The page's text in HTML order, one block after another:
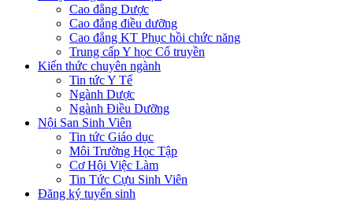
Cao đẳng Dược
Cao đẳng điều dưỡng
Cao đẳng KT Phục hồi chức năng
Trung cấp Y học Cổ truyền
Kiến thức chuyên ngành
Tin tức Y Tế
Ngành Dược
Ngành Điều Dưỡng
Nội San Sinh Viên
Tin tức Giáo dục
Môi Trường Học Tập
Cơ Hội Việc Làm
Tin Tức Cựu Sinh Viên
Đăng ký tuyển sinh